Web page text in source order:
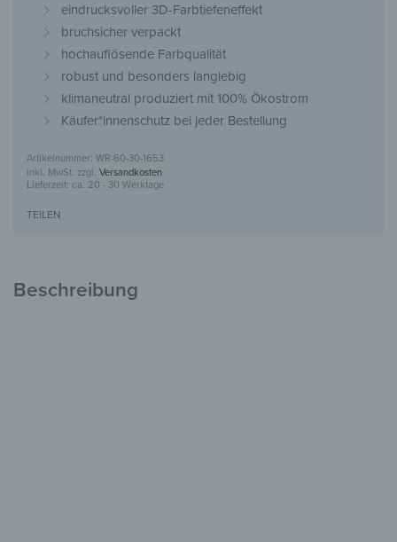
eindrucksvoller 3D-Farbtiefeneffekt
bruchsicher verpackt
hochauflösende Farbqualität
robust und besonders langlebig
klimaneutral produziert mit 100% Ökostrom
Käufer*innenschutz bei jeder Bestellung
WR-60-30-1653
inkl. MwSt. zzgl. Versandkosten
Lieferzeit: ca. 20 - 30 Werktage
TEILEN
Beschreibung